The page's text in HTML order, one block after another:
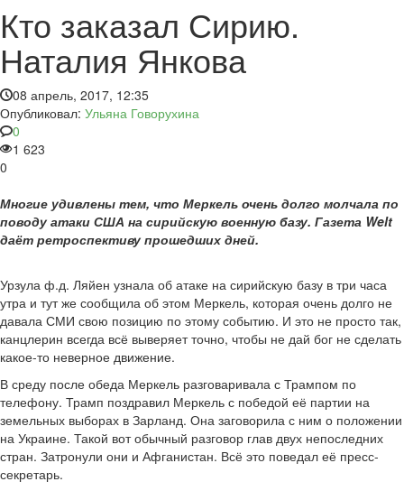
Кто заказал Сирию.
Наталия Янкова
08 апрель, 2017, 12:35
Опубликовал: Ульяна Говорухина
0
1 623
0
Многие удивлены тем, что Меркель очень долго молчала по
поводу атаки США на сирийскую военную базу. Газета Welt
даёт ретроспективу прошедших дней.
Урзула ф.д. Ляйен узнала об атаке на сирийскую базу в три часа
утра и тут же сообщила об этом Меркель, которая очень долго не
давала СМИ свою позицию по этому событию. И это не просто так,
канцлерин всегда всё выверяет точно, чтобы не дай бог не сделать
какое-то неверное движение.
В среду после обеда Меркель разговаривала с Трампом по
телефону. Трамп поздравил Меркель с победой её партии на
земельных выборах в Зарланд. Она заговорила с ним о положении
на Украине. Такой вот обычный разговор глав двух непоследних
стран. Затронули они и Афганистан. Всё это поведал её пресс-
секретарь.